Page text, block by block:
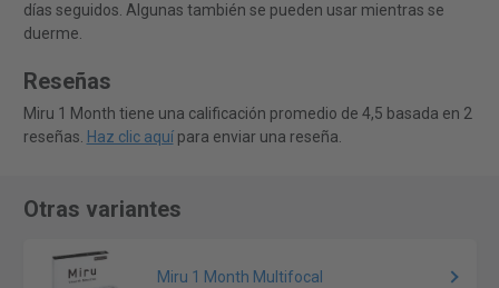
días seguidos. Algunas también se pueden usar mientras se
duerme.
Reseñas
Miru 1 Month tiene una calificación promedio de 4,5 basada en 2
reseñas. Haz clic aquípara enviar una reseña.
Otras variantes
Miru 1 Month Multifocal